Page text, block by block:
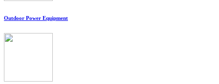
Outdoor Power Equipment